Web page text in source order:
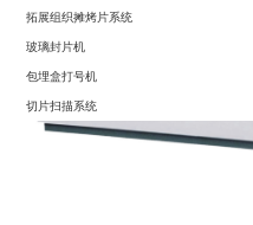
拓展组织摊烤片系统
玻璃封片机
包埋盒打号机
切片扫描系统